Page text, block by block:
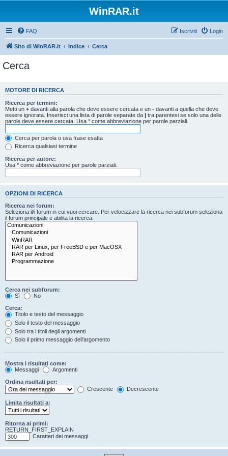
WinRAR.it
FAQ Login
Iscriviti
Sito di WinRAR.it Indice Cerca
Cerca
MOTORE DI RICERCA
Ricerca per termini:
Metti un + davanti alla parola che deve essere cercata e un - davanti a quella che deve
essere ignorata. Inserisci una lista di parole separate da | tra parentesi se solo una delle
parole deve essere cercata. Usa * come abbreviazione per parole parziali.
Cerca per parola o usa frase esatta
Ricerca qualsiasi termine
Ricerca per autore:
Usa * come abbreviazione per parole parziali.
OPZIONI DI RICERCA
Ricerca nei forum:
Seleziona il/i forum in cui vuoi cercare. Per velocizzare la ricerca nei subforum seleziona
il forum principale e abilita la ricerca.
Cerca nei subforum:
Sì
No
Cerca:
Titolo e testo del messaggio
Solo il testo del messaggio
Solo tra i titoli degli argomenti
Solo il primo messaggio dell’argomento
Mostra i risultati come:
Messaggi
Argomenti
Ordina risultati per:
Crescente
Decrescente
Limita risultati a:
Ritorna ai primi:
RETURN_FIRST_EXPLAIN
Caratteri dei messaggi